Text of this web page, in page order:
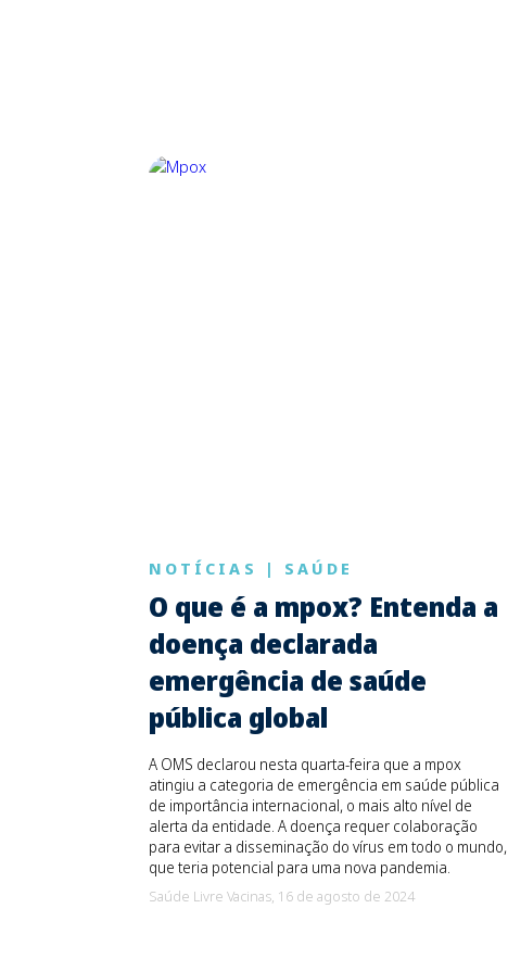
NOTÍCIAS | SAÚDE
O que é a mpox? Entenda a
doença declarada
emergência de saúde
pública global
A OMS declarou nesta quarta-feira que a mpox
atingiu a categoria de emergência em saúde pública
de importância internacional, o mais alto nível de
alerta da entidade. A doença requer colaboração
para evitar a disseminação do vírus em todo o mundo,
que teria potencial para uma nova pandemia.
Saúde Livre Vacinas, 16 de agosto de 2024